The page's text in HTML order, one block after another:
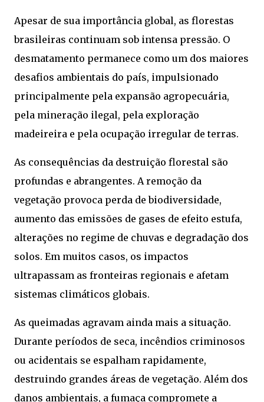
Apesar de sua importância global, as florestas
brasileiras continuam sob intensa pressão. O
desmatamento permanece como um dos maiores
desafios ambientais do país, impulsionado
principalmente pela expansão agropecuária,
pela mineração ilegal, pela exploração
madeireira e pela ocupação irregular de terras.
As consequências da destruição florestal são
profundas e abrangentes. A remoção da
vegetação provoca perda de biodiversidade,
aumento das emissões de gases de efeito estufa,
alterações no regime de chuvas e degradação dos
solos. Em muitos casos, os impactos
ultrapassam as fronteiras regionais e afetam
sistemas climáticos globais.
As queimadas agravam ainda mais a situação.
Durante períodos de seca, incêndios criminosos
ou acidentais se espalham rapidamente,
destruindo grandes áreas de vegetação. Além dos
danos ambientais, a fumaça compromete a